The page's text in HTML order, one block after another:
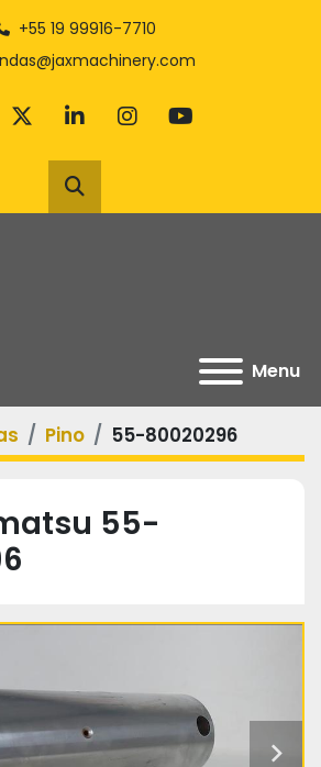
+55 19 99916-7710
twitterlinkedininstagram
youtube
Pesquisar
Menu
Pino 55-80020296
55-